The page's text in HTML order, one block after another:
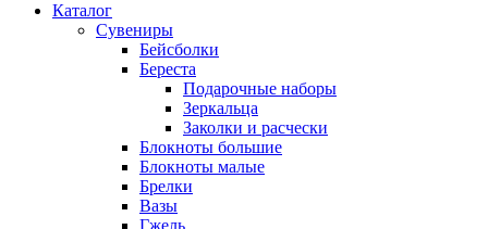
Каталог
Сувениры
Бейсболки
Береста
Подарочные наборы
Зеркальца
Заколки и расчески
Блокноты большие
Блокноты малые
Брелки
Вазы
Гжель